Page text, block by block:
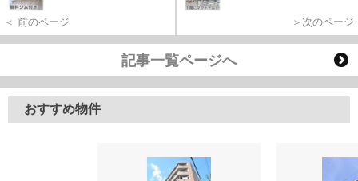
＜ 前のページ ＞次のページ
記事一覧ページへ
おすすめ物件